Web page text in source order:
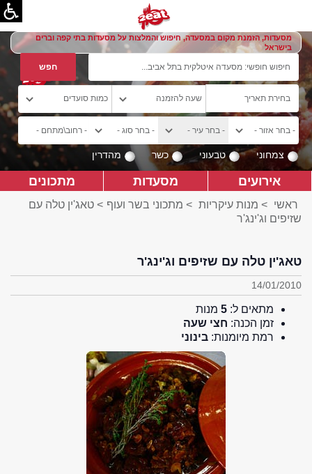
מסעדות, הזמנת מקום במסעדה, חיפוש והמלצות על מסעדות בתי קפה וברים
בישראל
צמחוני טבעוני כשר מהדרין
אירועים מסעדות מתכונים
ראשי > מנות עיקריות > מתכוני בשר ועוף > טאג'ין טלה עם
שזיפים וג'ינג'ר
טאג'ין טלה עם שזיפים וג'ינג'ר
14/01/2010
מתאים ל: 5 מנות
זמן הכנה: חצי שעה
רמת מיומנות: בינוני